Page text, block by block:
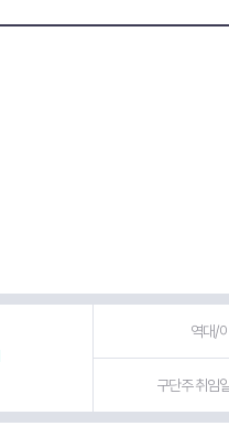
역대/
구단주 취임